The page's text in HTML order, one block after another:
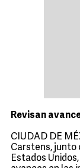
Revisan
CIUDAD DE
Carstens, junto
Estados